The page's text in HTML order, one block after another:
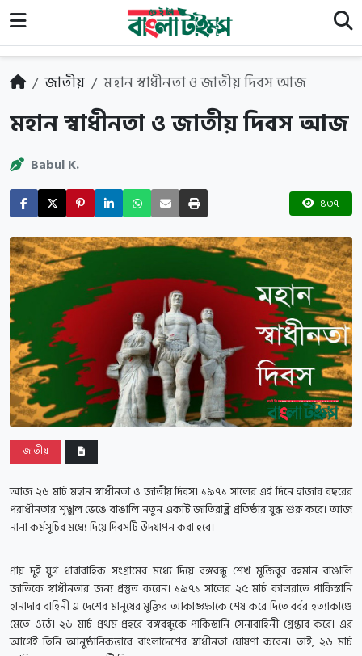
জাতীয় মহান স্বাধীনতা ও জাতীয় দিবস আজ
মহান স্বাধীনতা ও জাতীয় দিবস আজ
Babul K.
৪৩৭
জাতীয়
আজ ২৬ মার্চ মহান স্বাধীনতা ও জাতীয় দিবস। ১৯৭১ সালের এই দিনে হাজার বছরের
পরাধীনতার শৃঙ্খল ভেঙে বাঙালি নতুন একটি জাতিরাষ্ট্র প্রতিষ্ঠার যুদ্ধ শুরু করে। আজ
নানা কর্মসূচির মধ্যে দিয়ে দিবসটি উদযাপন করা হবে।
প্রায় দুই যুগ ধারাবাহিক সংগ্রামের মধ্যে দিয়ে বঙ্গবন্ধু শেখ মুজিবুর রহমান বাঙালি
জাতিকে স্বাধীনতার জন্য প্রস্তুত করেন। ১৯৭১ সালের ২৫ মার্চ কালরাতে পাকিস্তানি
হানাদার বাহিনী এ দেশের মানুষের মুক্তির আকাঙ্ক্ষাকে শেষ করে দিতে বর্বর হত্যাকাণ্ডে
মেতে ওঠে। ২৬ মার্চ প্রথম প্রহরে বঙ্গবন্ধুকে পাকিস্তানি সেনাবাহিনী গ্রেপ্তার করে। এর
আগেই তিনি আনুষ্ঠানিকভাবে বাংলাদেশের স্বাধীনতা ঘোষণা করেন। তাই, ২৬ মার্চ